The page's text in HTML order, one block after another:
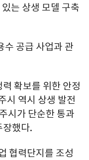
는 상생 모델 구축
수 공급 사업과 관
확보를 위한 안정
시 역시 상생 발전
시가 단순한 통과
장했다.
협력단지를 조성